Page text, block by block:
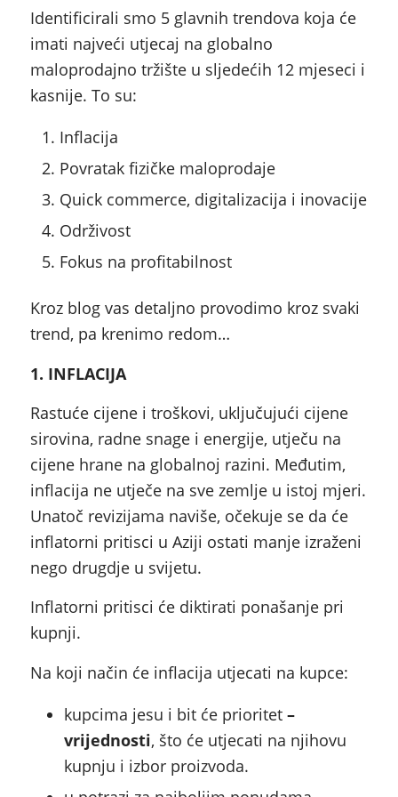
Identificirali smo 5 glavnih trendova koja će
imati najveći utjecaj na globalno
maloprodajno tržište u sljedećih 12 mjeseci i
kasnije. To su:
Inflacija
Povratak fizičke maloprodaje
Quick commerce, digitalizacija i inovacije
Održivost
Fokus na profitabilnost
Kroz blog vas detaljno provodimo kroz svaki
trend, pa krenimo redom…
1. INFLACIJA
Rastuće cijene i troškovi, uključujući cijene
sirovina, radne snage i energije, utječu na
cijene hrane na globalnoj razini. Međutim,
inflacija ne utječe na sve zemlje u istoj mjeri.
Unatoč revizijama naviše, očekuje se da će
inflatorni pritisci u Aziji ostati manje izraženi
nego drugdje u svijetu.
Inflatorni pritisci će diktirati ponašanje pri
kupnji.
Na koji način će inflacija utjecati na kupce:
kupcima jesu i bit će prioritet –
vrijednosti, što će utjecati na njihovu
kupnju i izbor proizvoda.